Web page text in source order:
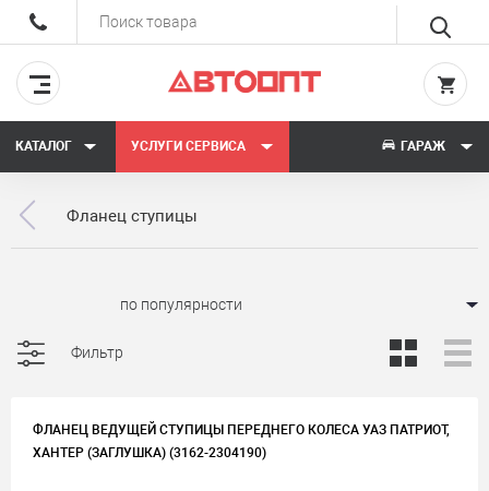
КАТАЛОГ УСЛУГИ СЕРВИСА ГАРАЖ
Фланец ступицы
Фильтр
ФЛАНЕЦ ВЕДУЩЕЙ СТУПИЦЫ ПЕРЕДНЕГО КОЛЕСА УАЗ ПАТРИОТ,
ХАНТЕР (ЗАГЛУШКА) (3162-2304190)